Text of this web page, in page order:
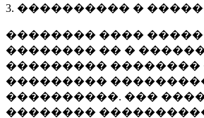
3. ���������� �
�������� ����
�������� �� �
��������� ��������
���������
����������. ���
��������